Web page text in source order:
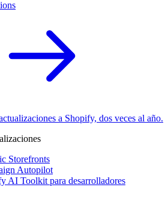
a Shopify, dos veces al año.
Storefronts
Autopilot
AI Toolkit para desarrolladores